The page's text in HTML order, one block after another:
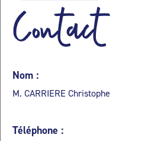
Contact
Nom :
M. CARRIERE Christophe
Téléphone :